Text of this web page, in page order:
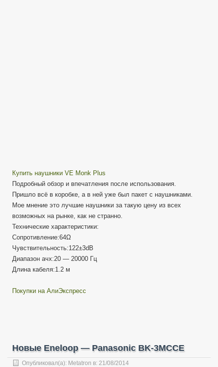
Купить наушники VE Monk Plus
Подробный обзор и впечатления после использования.
Пришло всё в коробке, а в ней уже был пакет с наушниками.
Мое мнение это лучшие наушники за такую цену из всех
возможных на рынке, как не странно.
Технические характеристики:
Сопротивление:64Ω
Чувствительность:122±3dB
Диапазон ачх:20 — 20000 Гц
Длина кабеля:1.2 м
Покупки на АлиЭкспресс
Новые Eneloop — Panasoniс BK-3MCCE
Опубликовал(а): Metatron в: 21/08/2014